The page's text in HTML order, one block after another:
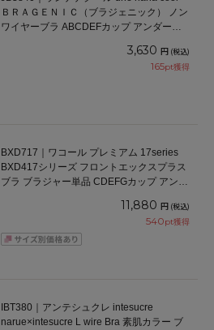
ＢＲＡＧＥＮＩＣ（ブラジェニック） ノン
ワイヤーブラ ABCDEFカップ アンダー
3,630 円 (税込)
165pt獲得
BXD717｜ワコール プレミアム 17series
BXD417シリーズ フロントエックスプラス
ブラ ブラジャー単品 CDEFGカップ アンダ
11,880 円 (税込)
540pt獲得
IBT380｜アンテシュクレ intesucre
narue×intesucre L wire Bra 素肌カラー ブ